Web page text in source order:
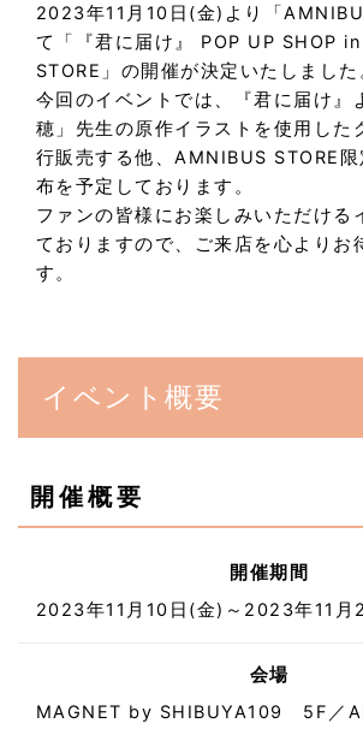
2023年11月10日(金)より「
て「『君に届け』 POP UP SHOP
STORE」の開催が決定いたしました
今回のイベントでは、『君に届け』
穂」先生の原作イラストを使用した
行販売する他、AMNIBUS STORE
布を予定しております。
ファンの皆様にお楽しみいただける
ておりますので、ご来店を心よりお
す。
イベント概要
開催概要
開催期間
2023年11月10日(金)～2023年11月
会場
MAGNET by SHIBUYA109 5F／